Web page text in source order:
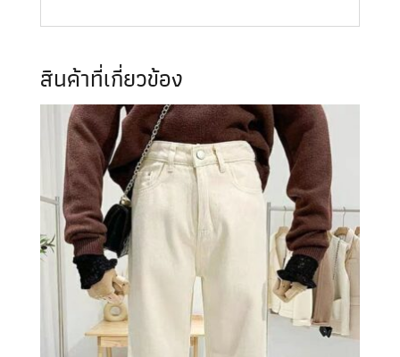
สินค้าที่เกี่ยวข้อง